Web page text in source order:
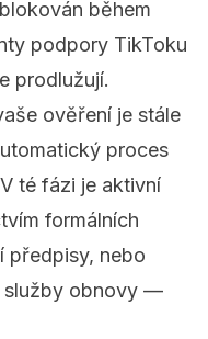
během
podpory TikToku
prodlužují.
ověření je stále
proces
té fázi je aktivní
formálních
předpisy, nebo
služby obnovy —